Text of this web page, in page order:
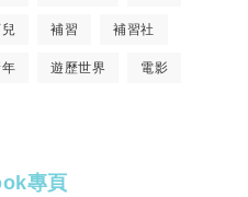
補習 補習社
遊歷世界 電影
專頁